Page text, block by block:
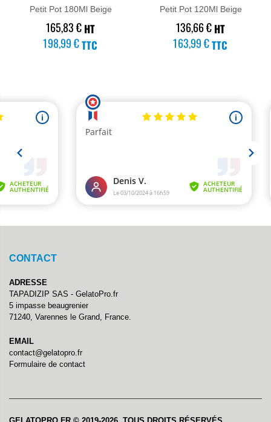
★★★★★
★★★★★
Petit Pot 180Ml Beige
165,83 € HT
198,99 €TTC
Petit Pot 120Ml Beige
136,66 € HT
163,99 €TTC
CONTACT
ADRESSE
TAPADIZIP SAS - GelatoPro.fr
5 impasse beaugrenier
71240, Varennes le Grand, France.
EMAIL
contact@gelatopro.fr
Formulaire de contact